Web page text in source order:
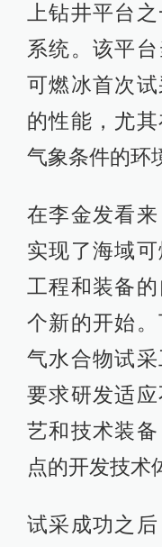
上钻井平台
系统。该平
可燃冰首次
的性能，尤
气象条件的环
在李金发看
实现了海域可
工程和装备
个新的开始
气水合物试
要求研发适
艺和技术装
点的开发技术
试采成功之